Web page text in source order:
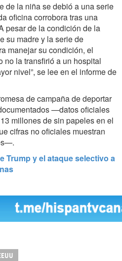
de la niña se debió a una serie
oficina corrobora tras una
pesar de la condición de la
su madre y la serie de
manejar su condición, el
no la transfirió a un hospital
nivel”, se lee en el informe de
de campaña de deportar
—datos oficiales
millones de sin papeles en el
cifras no oficiales muestran
Trump y el ataque selectivo a